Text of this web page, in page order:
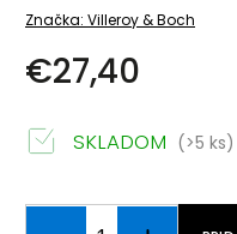
Značka: Villeroy & Boch
€27,40
SKLADOM (>5 ks)